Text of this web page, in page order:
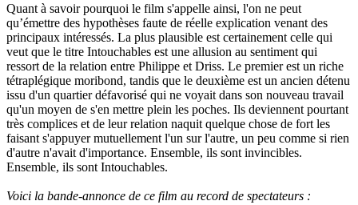
Quant à savoir pourquoi le film s'appelle ainsi, l'on ne peut
qu’émettre des hypothèses faute de réelle explication venant des
principaux intéressés. La plus plausible est certainement celle qui
veut que le titre Intouchables est une allusion au sentiment qui
ressort de la relation entre Philippe et Driss. Le premier est un riche
tétraplégique moribond, tandis que le deuxième est un ancien détenu
issu d'un quartier défavorisé qui ne voyait dans son nouveau travail
qu'un moyen de s'en mettre plein les poches. Ils deviennent pourtant
très complices et de leur relation naquit quelque chose de fort les
faisant s'appuyer mutuellement l'un sur l'autre, un peu comme si rien
d'autre n'avait d'importance. Ensemble, ils sont invincibles.
Ensemble, ils sont Intouchables.
Voici la bande-annonce de ce film au record de spectateurs :